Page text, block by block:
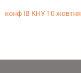
конф ІВ КНУ 10